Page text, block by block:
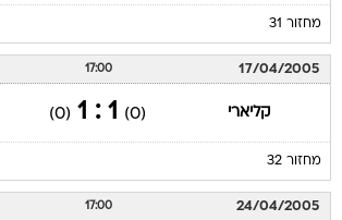
מחזור 31
17/04/2005
17:00
קליארי (0)
1 : 1
(0)
מחזור 32
24/04/2005
17:00